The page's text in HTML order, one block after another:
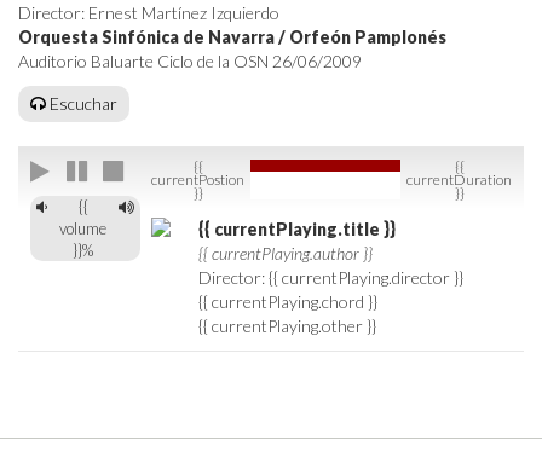
Director: Ernest Martínez Izquierdo
Orquesta Sinfónica de Navarra / Orfeón Pamplonés
Auditorio Baluarte Ciclo de la OSN 26/06/2009
Escuchar
{{
volume
}}%
{{
currentPostion
}}
{{
currentDuration
}}
{{ currentPlaying.title }}
{{ currentPlaying.author }}
Director: {{ currentPlaying.director }}
{{ currentPlaying.chord }}
{{ currentPlaying.other }}